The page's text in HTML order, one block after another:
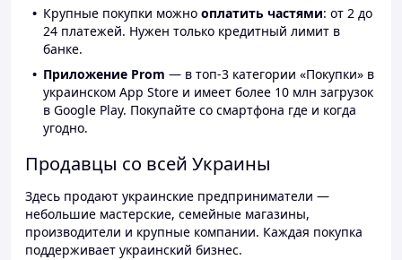
Крупные покупки можно оплатить частями: от 2 до
24 платежей. Нужен только кредитный лимит в
банке.
Приложение Prom — в топ-3 категории «Покупки» в
украинском App Store и имеет более 10 млн загрузок
в Google Play. Покупайте со смартфона где и когда
угодно.
Продавцы со всей Украины
Здесь продают украинские предприниматели —
небольшие мастерские, семейные магазины,
производители и крупные компании. Каждая покупка
поддерживает украинский бизнес.